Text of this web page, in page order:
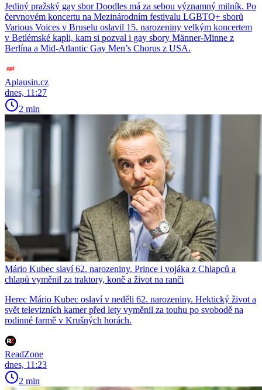
Jediný pražský gay sbor Doodles má za sebou významný milník. Po
červnovém koncertu na Mezinárodním festivalu LGBTQ+ sborů
Various Voices v Bruselu oslavil 15. narozeniny velkým koncertem
v Betlémské kapli, kam si pozval i gay sbory Männer-Minne z
Berlína a Mid-Atlantic Gay Men’s Chorus z USA.
Aplausin.cz
dnes, 11:27
2 min
Mário Kubec slaví 62. narozeniny. Prince i vojáka z Chlapců a
chlapů vyměnil za traktory, koně a život na ranči
Herec Mário Kubec oslaví v neděli 62. narozeniny. Hektický život a
svět televizních kamer před lety vyměnil za touhu po svobodě na
rodinné farmě v Krušných horách.
ReadZone
dnes, 11:23
2 min